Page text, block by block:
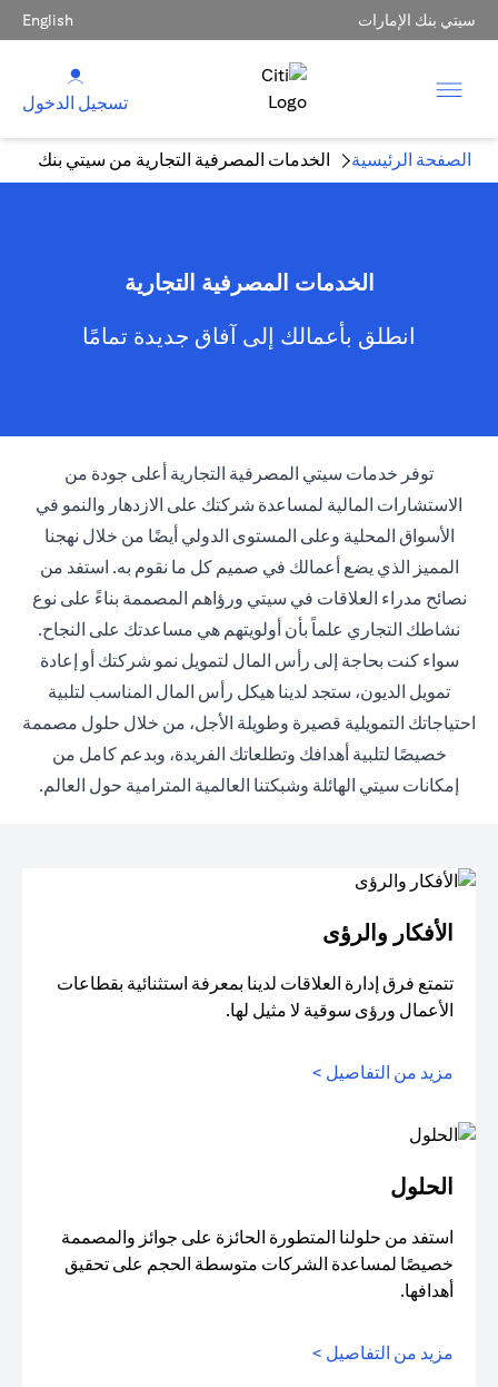
سيتي بنك الإمارات English
تسجيل الدخول
الصفحة الرئيسية الخدمات المصرفية التجارية من سيتي بنك
الخدمات المصرفية التجارية
انطلق بأعمالك إلى آفاق جديدة تمامًا
توفر خدمات سيتي المصرفية التجارية أعلى جودة من
الاستشارات المالية لمساعدة شركتك على الازدهار والنمو في
الأسواق المحلية وعلى المستوى الدولي أيضًا من خلال نهجنا
المميز الذي يضع أعمالك في صميم كل ما نقوم به. استفد من
نصائح مدراء العلاقات في سيتي ورؤاهم المصممة بناءً على نوع
نشاطك التجاري علماً بأن أولويتهم هي مساعدتك على النجاح.
سواء كنت بحاجة إلى رأس المال لتمويل نمو شركتك أو إعادة
تمويل الديون، ستجد لدينا هيكل رأس المال المناسب لتلبية
احتياجاتك التمويلية قصيرة وطويلة الأجل، من خلال حلول مصممة
خصيصًا لتلبية أهدافك وتطلعاتك الفريدة، وبدعم كامل من
إمكانات سيتي الهائلة وشبكتنا العالمية المترامية حول العالم.
الأفكار والرؤى
تتمتع فرق إدارة العلاقات لدينا بمعرفة استثنائية بقطاعات
الأعمال ورؤى سوقية لا مثيل لها.
مزيد من التفاصيل >
الحلول
استفد من حلولنا المتطورة الحائزة على جوائز والمصممة
خصيصًا لمساعدة الشركات متوسطة الحجم على تحقيق
أهدافها.
مزيد من التفاصيل >